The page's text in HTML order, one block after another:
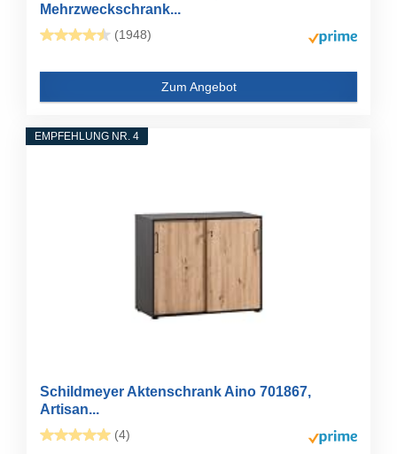
Mehrzweckschrank...
(1948)
Zum Angebot
EMPFEHLUNG NR. 4
Schildmeyer Aktenschrank Aino 701867,
Artisan...
(4)